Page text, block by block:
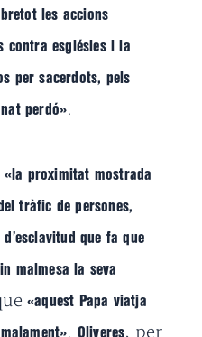
les accions
contra esglésies i la
per sacerdots, pels
perdó».
«la proximitat mostrada
tràfic de persones,
que fa que
malmesa la seva
«aquest Papa viatja
Oliveres